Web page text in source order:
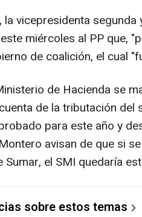
vicepresidenta segunda
miércoles al PP que,
de coalición, el cual
de Hacienda se
de la tributación del
para este año y
avisan de que si
el SMI quedaría
sobre estos temas